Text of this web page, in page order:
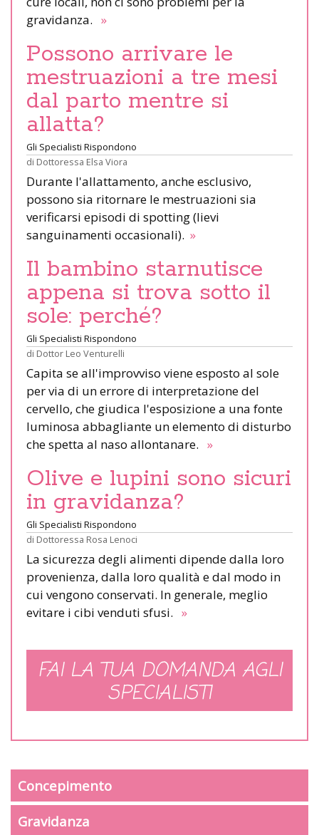
gravidanza. »
Possono arrivare le
mestruazioni a tre mesi
dal parto mentre si
allatta?
Gli Specialisti Rispondono
di Dottoressa Elsa Viora
Durante l'allattamento, anche esclusivo,
possono sia ritornare le mestruazioni sia
verificarsi episodi di spotting (lievi
sanguinamenti occasionali). »
Il bambino starnutisce
appena si trova sotto il
sole: perché?
Gli Specialisti Rispondono
di Dottor Leo Venturelli
Capita se all'improvviso viene esposto al sole
per via di un errore di interpretazione del
cervello, che giudica l'esposizione a una fonte
luminosa abbagliante un elemento di disturbo
che spetta al naso allontanare. »
Olive e lupini sono sicuri
in gravidanza?
Gli Specialisti Rispondono
di Dottoressa Rosa Lenoci
La sicurezza degli alimenti dipende dalla loro
provenienza, dalla loro qualità e dal modo in
cui vengono conservati. In generale, meglio
evitare i cibi venduti sfusi. »
FAI LA TUA DOMANDA AGLI
SPECIALISTI
Concepimento
Gravidanza